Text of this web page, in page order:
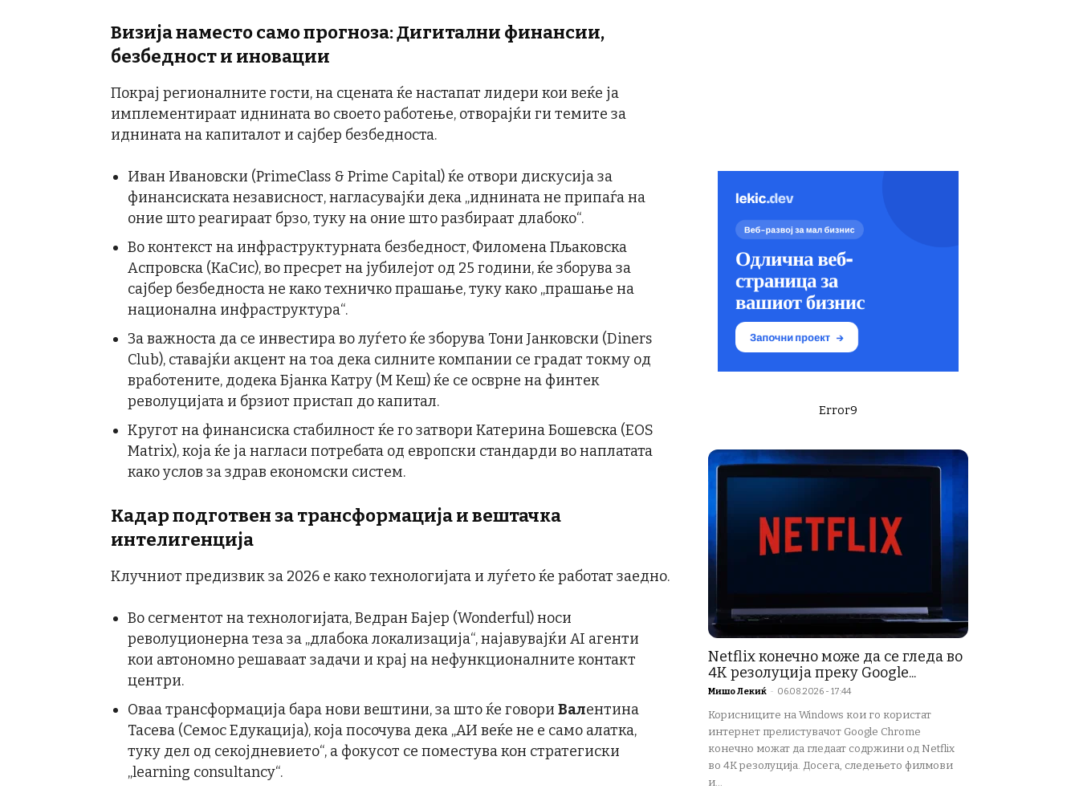
Визија наместо само прогноза: Дигитални финансии,
безбедност и иновации
Покрај регионалните гости, на сцената ќе настапат лидери кои веќе ја
имплементираат иднината во своето работење, отворајќи ги темите за
иднината на капиталот и сајбер безбедноста.
Иван Ивановски (PrimeClass & Prime Capital) ќе отвори дискусија за
финансиската независност, нагласувајќи дека „иднината не припаѓа на
оние што реагираат брзо, туку на оние што разбираат длабоко“.
Во контекст на инфраструктурната безбедност, Филомена Пљаковска
Аспровска (КаСис), во пресрет на јубилејот од 25 години, ќе зборува за
сајбер безбедноста не како техничко прашање, туку како „прашање на
национална инфраструктура“.
За важноста да се инвестира во луѓето ќе зборува Тони Јанковски (Diners
Club), ставајќи акцент на тоа дека силните компании се градат токму од
вработените, додека Бјанка Катру (М Кеш) ќе се осврне на финтек
револуцијата и брзиот пристап до капитал.
Кругот на финансиска стабилност ќе го затвори Катерина Бошевска (EOS
Matrix), која ќе ја нагласи потребата од европски стандарди во наплатата
како услов за здрав економски систем.
Кадар подготвен за трансформација ивештачка
интелигенција
Клучниот предизвик за 2026 е како технологијата и луѓето ќе работат заедно.
Во сегментот на технологијата, Ведран Бајер (Wonderful) носи
револуционерна теза за „длабока локализација“, најавувајќи AI агенти
кои автономно решаваат задачи и крај на нефункционалните контакт
центри.
Оваа трансформација бара нови вештини, за што ќе говори Валентина
Тасева (Семос Едукација), која посочува дека „АИ веќе не е само алатка,
туку дел од секојдневието“, а фокусот се поместува кон стратегиски
„learning consultancy“.
Error9
Netflix конечно може да се гледа во
4K резолуција преку Google...
Мишо Лекиќ - 06.08.2026 - 17:44
Корисниците на Windows кои го користат
интернет прелистувачот Google Chrome
конечно можат да гледаат содржини од Netflix
во 4K резолуција. Досега, следењето филмови
и...